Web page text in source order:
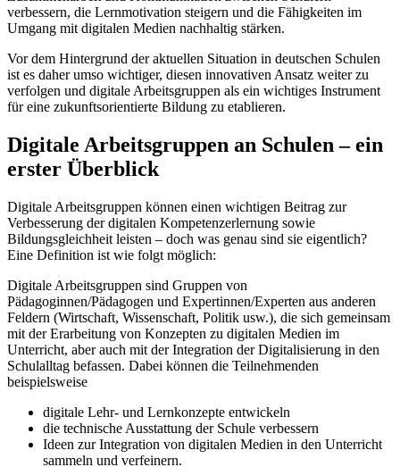
verbessern, die Lernmotivation steigern und die Fähigkeiten im
Umgang mit digitalen Medien nachhaltig stärken.
Vor dem Hintergrund der aktuellen Situation in deutschen Schulen
ist es daher umso wichtiger, diesen innovativen Ansatz weiter zu
verfolgen und digitale Arbeitsgruppen als ein wichtiges Instrument
für eine zukunftsorientierte Bildung zu etablieren.
Digitale Arbeitsgruppen an Schulen – ein
erster Überblick
Digitale Arbeitsgruppen können einen wichtigen Beitrag zur
Verbesserung der digitalen Kompetenzerlernung sowie
Bildungsgleichheit leisten – doch was genau sind sie eigentlich?
Eine Definition ist wie folgt möglich:
Digitale Arbeitsgruppen sind Gruppen von
Pädagoginnen/Pädagogen und Expertinnen/Experten aus anderen
Feldern (Wirtschaft, Wissenschaft, Politik usw.), die sich gemeinsam
mit der Erarbeitung von Konzepten zu digitalen Medien im
Unterricht, aber auch mit der Integration der Digitalisierung in den
Schulalltag befassen. Dabei können die Teilnehmenden
beispielsweise
digitale Lehr- und Lernkonzepte entwickeln
die technische Ausstattung der Schule verbessern
Ideen zur Integration von digitalen Medien in den Unterricht
sammeln und verfeinern.